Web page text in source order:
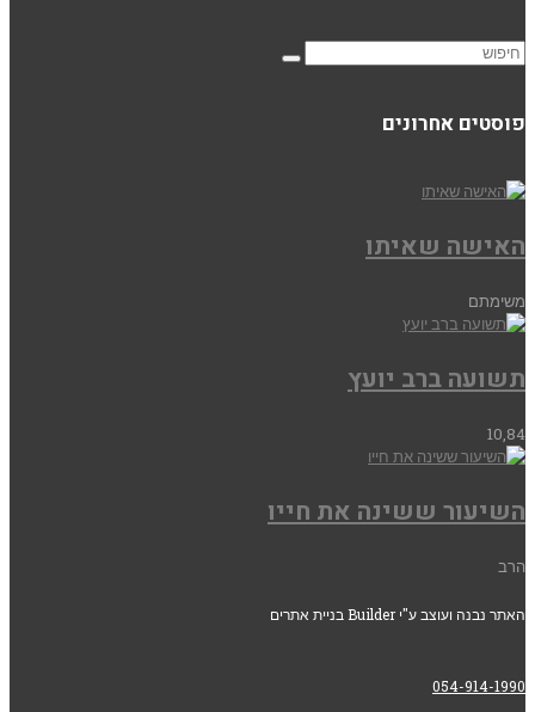
פוסטים אחרונים
האישה שאיתו
משימתם
תשועה ברב יועץ
10,84
השיעור ששינה את חייו
הרב
האתר נבנה ועוצב ע"י Builder בניית אתרים
054-914-1990